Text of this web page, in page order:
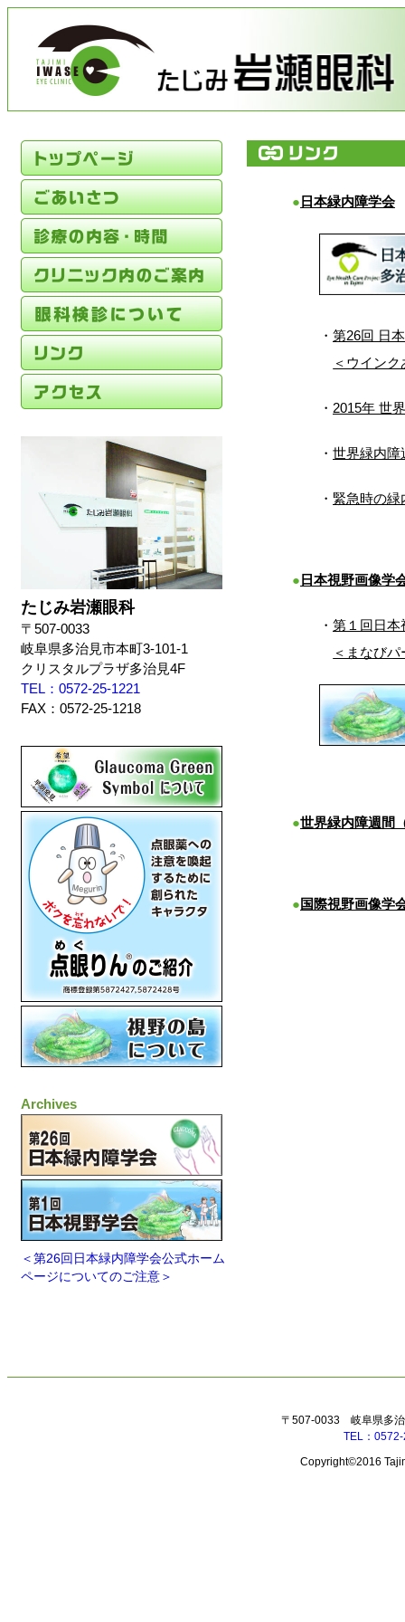
たじみ岩瀬眼科
〒507-0033
岐阜県多治見市本町3-101-1
クリスタルプラザ多治見4F
TEL：0572-25-1221
FAX：0572-25-1218
Archives
＜第26回日本緑内障学会公式ホーム
ページについてのご注意＞
● 日本緑内障学会
・ 第26回 日
＜ウイン
・ 2015年 世
・ 世界緑内障
・ 緊急時の緑
● 日本視野画像学
・ 第１回日本
＜まなび
●世界緑内障週間
●国際視野画像学
〒507-0033 岐阜県多治
TEL：
Copyright©2016